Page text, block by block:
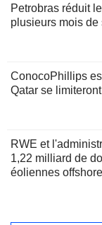
Petrobras réduit
plusieurs mois de
ConocoPhillips
Qatar se
RWE et
1,22 milliard de
éoliennes offshore